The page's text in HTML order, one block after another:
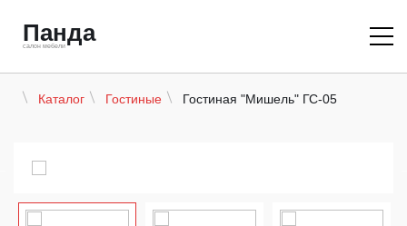
Панда
салон мебели
Каталог Гостиные Гостиная "Мишель" ГС-05